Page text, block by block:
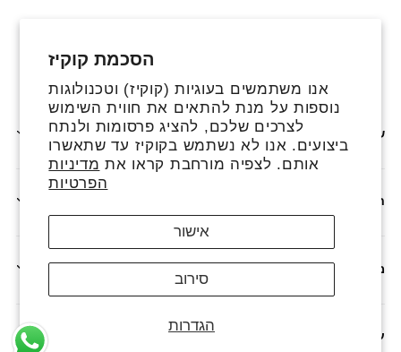
הסכמת קוקיז
אנו משתמשים בעוגיות (קוקיז) וטכנולוגות
נוספות על מנת להתאים את חווית השימוש
לצרכים שלכם, להציג פרסומות ולנתח
ביצועים. אנו לא נשתמש בקוקיז עד שתאשרו
אותם. לצפיה מורחבת קראו את מדיניות
הפרטיות
הגדרות
אישור
סירוב
טיקטוקאינסטגרםפייסבוק
שירותים נוספים
חנות
מדיניות
עלינו